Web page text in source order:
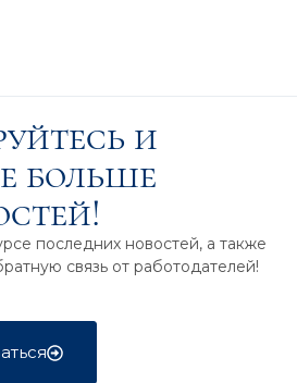
и
больше
последних новостей, а также
связь от работодателей!